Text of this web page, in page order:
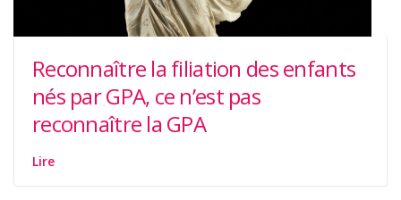
Reconnaître la filiation des enfants
nés par GPA, ce n’est pas
reconnaître la GPA
Lire